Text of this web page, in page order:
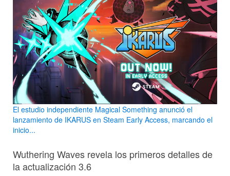
El estudio independiente Magical Something anunció el
lanzamiento de IKARUS en Steam Early Access, marcando el
inicio...
Wuthering Waves revela los primeros detalles de
la actualización 3.6